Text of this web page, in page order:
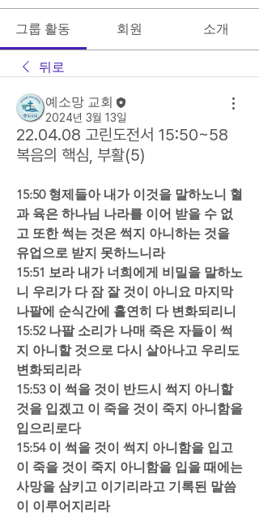
그룹 활동 회원 소개
뒤로
예소망 교회
2024년 3월 13일
22.04.08 고린도전서 15:50~58
복음의 핵심, 부활(5)
15:50 형제들아 내가 이것을 말하노니 혈
과 육은 하나님 나라를 이어 받을 수 없
고 또한 썩는 것은 썩지 아니하는 것을
유업으로 받지 못하느니라
15:51 보라 내가 너희에게 비밀을 말하노
니 우리가 다 잠 잘 것이 아니요 마지막
나팔에 순식간에 홀연히 다 변화되리니
15:52 나팔 소리가 나매 죽은 자들이 썩
지 아니할 것으로 다시 살아나고 우리도
변화되리라
15:53 이 썩을 것이 반드시 썩지 아니할
것을 입겠고 이 죽을 것이 죽지 아니함을
입으리로다
15:54 이 썩을 것이 썩지 아니함을 입고
이 죽을 것이 죽지 아니함을 입을 때에는
사망을 삼키고 이기리라고 기록된 말씀
이 이루어지리라